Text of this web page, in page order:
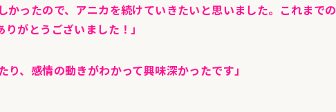
かったので、アニカを続けていきたいと思いました。これまでの
がとうございました！」
り、感情の動きがわかって興味深かったです」